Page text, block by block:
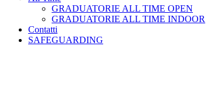
GRADUATORIE ALL TIME OPEN
GRADUATORIE ALL TIME INDOOR
Contatti
SAFEGUARDING